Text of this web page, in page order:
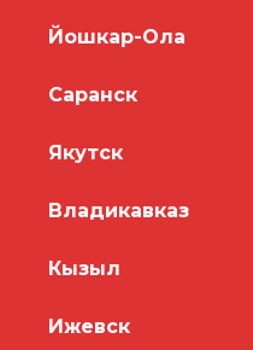
Йошкар-Ола
Саранск
Якутск
Владикавказ
Кызыл
Ижевск